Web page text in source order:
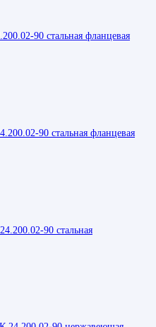
90 стальная фланцевая
90 стальная фланцевая
90 стальная